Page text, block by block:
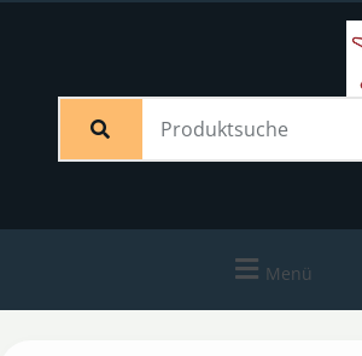
Menü